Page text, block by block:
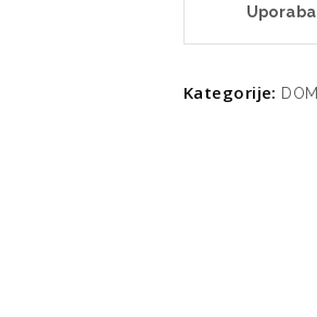
Uporaba
Kategorije: DOM